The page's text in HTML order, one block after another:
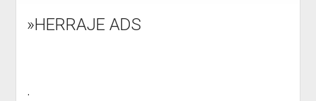
»HERRAJE ADS
.